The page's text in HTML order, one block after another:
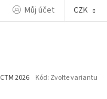
Můj účet CZK
CTM 2026 Kód: Zvolte variantu